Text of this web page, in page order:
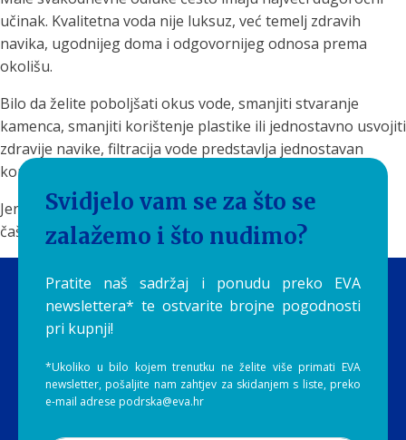
učinak. Kvalitetna voda nije luksuz, već temelj zdravih
navika, ugodnijeg doma i odgovornijeg odnosa prema
okolišu.
Bilo da želite poboljšati okus vode, smanjiti stvaranje
kamenca, smanjiti korištenje plastike ili jednostavno usvojiti
zdravije navike, filtracija vode predstavlja jednostavan
korak prema kvalitetnijem životu.
Jer ponekad promjena ne počinje velikim odlukama – već
čašom dobre vode.
Svidjelo vam se za što se
zalažemo i što nudimo?
Pratite naš sadržaj i ponudu preko EVA
newslettera* te ostvarite brojne pogodnosti
pri kupnji!
*Ukoliko u bilo kojem trenutku ne želite više primati EVA
newsletter, pošaljite nam zahtjev za skidanjem s liste, preko
e-mail adrese podrska@eva.hr